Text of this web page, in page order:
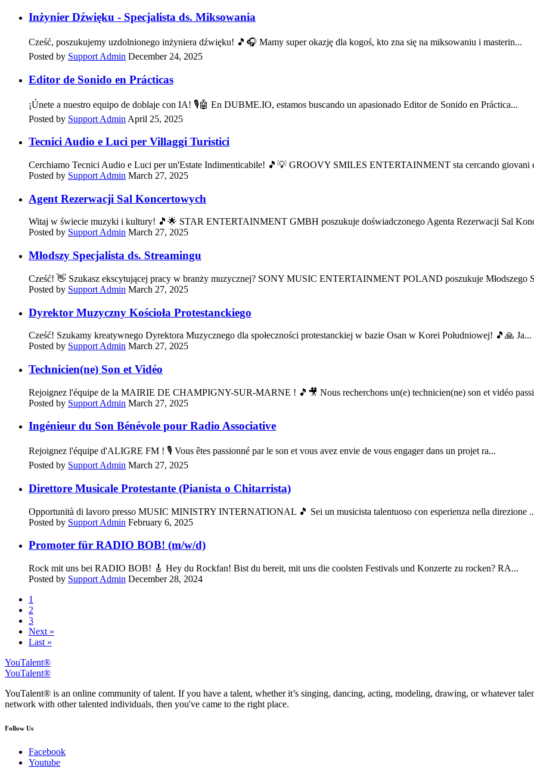
Inżynier Dźwięku - Specjalista ds. Miksowania
Cześć, poszukujemy uzdolnionego inżyniera dźwięku! 🎵🎧 Mamy super okazję dla kogoś, kto zna się na miksowaniu i masterin...
Posted by Support Admin December 24, 2025
Editor de Sonido en Prácticas
¡Únete a nuestro equipo de doblaje con IA! 🎙️🤖 En DUBME.IO, estamos buscando un apasionado Editor de Sonido en Práctica...
Posted by Support Admin April 25, 2025
Tecnici Audio e Luci per Villaggi Turistici
Cerchiamo Tecnici Audio e Luci per un'Estate Indimenticabile! 🎵💡 GROOVY SMILES ENTERTAINMENT sta cercando giovani
Posted by Support Admin March 27, 2025
Agent Rezerwacji Sal Koncertowych
Witaj w świecie muzyki i kultury! 🎵🌟 STAR ENTERTAINMENT GMBH poszukuje doświadczonego Agenta Rezerwacji Sal
Posted by Support Admin March 27, 2025
Młodszy Specjalista ds. Streamingu
Cześć! 👋 Szukasz ekscytującej pracy w branży muzycznej? SONY MUSIC ENTERTAINMENT POLAND poszukuje Młodszego
Posted by Support Admin March 27, 2025
Dyrektor Muzyczny Kościoła Protestanckiego
Cześć! Szukamy kreatywnego Dyrektora Muzycznego dla społeczności protestanckiej w bazie Osan w Korei Południowej! 🎵🙏 Ja...
Posted by Support Admin March 27, 2025
Technicien(ne) Son et Vidéo
Rejoignez l'équipe de la MAIRIE DE CHAMPIGNY-SUR-MARNE ! 🎵🎥 Nous recherchons un(e) technicien(ne) son et vidéo
Posted by Support Admin March 27, 2025
Ingénieur du Son Bénévole pour Radio Associative
Rejoignez l'équipe d'ALIGRE FM ! 🎙️ Vous êtes passionné par le son et vous avez envie de vous engager dans un projet ra...
Posted by Support Admin March 27, 2025
Direttore Musicale Protestante (Pianista o Chitarrista)
Opportunità di lavoro presso MUSIC MINISTRY INTERNATIONAL 🎵 Sei un musicista talentuoso con esperienza nella direzione
Posted by Support Admin February 6, 2025
Promoter für RADIO BOB! (m/w/d)
Rock mit uns bei RADIO BOB! 🎸 Hey du Rockfan! Bist du bereit, mit uns die coolsten Festivals und Konzerte zu rocken? RA...
Posted by Support Admin December 28, 2024
1
2
3
Next »
Last »
YouTalent®
YouTalent®
YouTalent® is an online community of talent. If you have a talent, whether it’s singing, dancing, acting, modeling, drawing, or whatever
network with other talented individuals, then you've came to the right place.
Follow Us
Facebook
Youtube